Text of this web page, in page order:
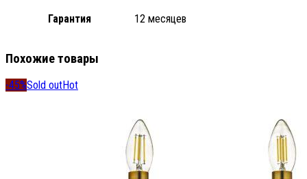
Гарантия 12 месяцев
Похожие товары
-45%Sold outHot